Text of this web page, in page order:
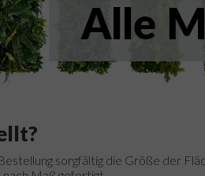
sorgfältig die Größe der